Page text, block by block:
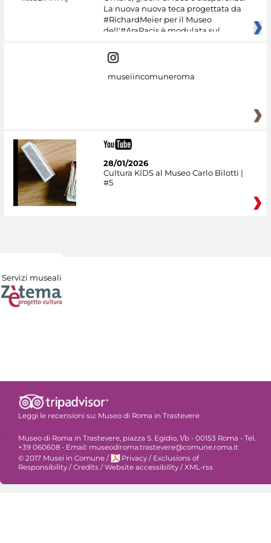
La nuova nuova teca progettata da
#RichardMeier per il Museo
dell'#AraPacis è modulata sul
museiincomuneroma
28/01/2026
Cultura KIDS al Museo Carlo Bilotti |
#5
Servizi museali
Leggi le recensioni su: Museo di Roma in Trastevere
Museo di Roma in Trastevere, piazza S. Egidio, 1/b - 00153 Roma - Tel.
+39 060608 - Email: museodiroma.trastevere@comune.roma.it
© 2017 Musei in Comune / Privacy / Exclusions of
Responsibility / Credits / Website accessibility / XML-rss